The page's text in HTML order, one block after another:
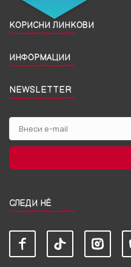
КОРИСНИ ЛИНКОВИ
ИНФОРМАЦИИ
NEWSLETTER
СЛЕДИ НЀ